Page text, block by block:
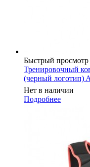
Быстрый просмотр
Тренировочный
(черный логотип)
Нет в наличии
Подробнее